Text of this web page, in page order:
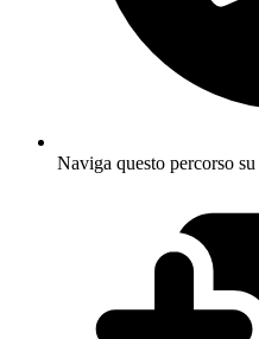
Naviga questo percorso su